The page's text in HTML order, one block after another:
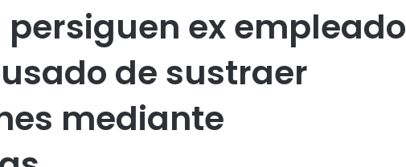
ex empleado
de sustraer
mediante